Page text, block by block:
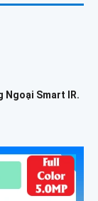
Ngoại Smart IR.